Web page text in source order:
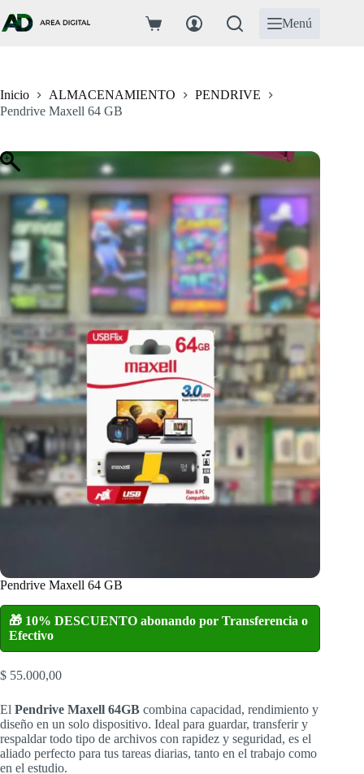
al
contenido
Carro
Menú
Inicio ALMACENAMIENTO
PENDRIVE
Pendrive Maxell 64 GB
Pendrive Maxell 64 GB
🎁 10% DESCUENTO abonando por Transferencia o
Efectivo
$ 55.000,00
El Pendrive Maxell 64GB combina capacidad, rendimiento y
diseño en un solo dispositivo. Ideal para guardar, transferir y
respaldar todo tipo de archivos con rapidez y seguridad, es el
aliado perfecto para tus tareas diarias, tanto en el trabajo como
en el estudio.